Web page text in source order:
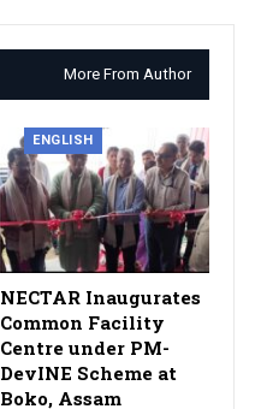
More From Author
ENGLISH
NECTAR Inaugurates
Common Facility
Centre under PM-
DevINE Scheme at
Boko, Assam